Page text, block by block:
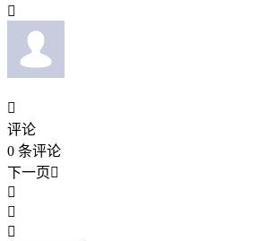


评论
0 条评论
下一页


